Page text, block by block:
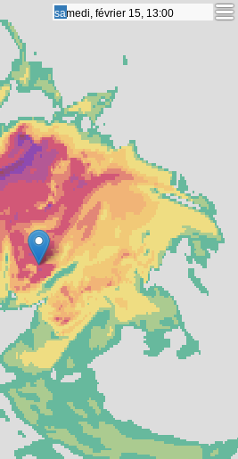
samedi, février 15, 13:00
samedi, février 15, 13:00